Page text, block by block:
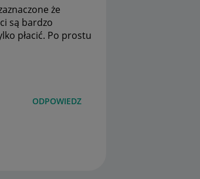
że
są bardzo
płacić. Po prostu
ODPOWIEDZ